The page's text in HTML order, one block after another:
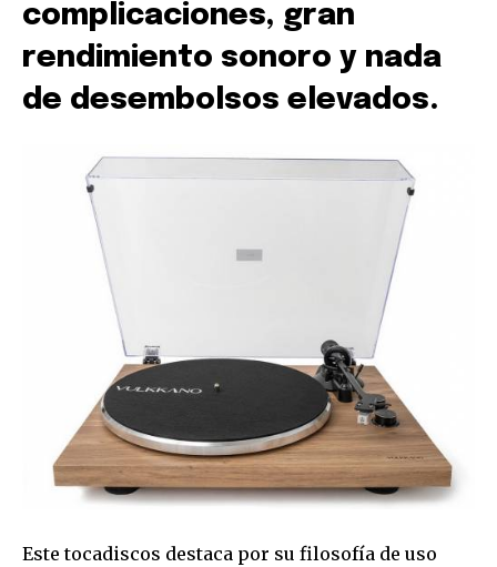
complicaciones, gran
rendimiento sonoro y nada
de desembolsos elevados.
Este tocadiscos destaca por su filosofía de uso